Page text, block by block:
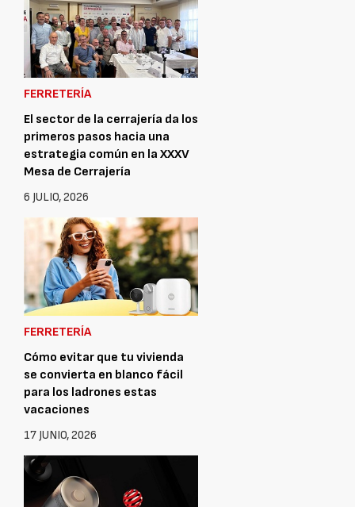
FERRETERÍA
El sector de la cerrajería da los
primeros pasos hacia una
estrategia común en la XXXV
Mesa de Cerrajería
6 JULIO, 2026
FERRETERÍA
Cómo evitar que tu vivienda
se convierta en blanco fácil
para los ladrones estas
vacaciones
17 JUNIO, 2026